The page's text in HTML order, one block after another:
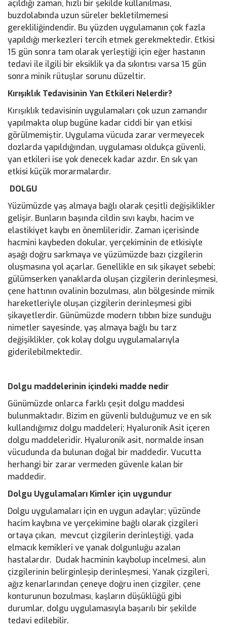
açıldığı zaman, hızlı bir şekilde kullanılması,
buzdolabında uzun süreler bekletilmemesi
gerekliliğindendir. Bu yüzden uygulamanın çok fazla
yapıldığı merkezleri tercih etmek gerekmektedir. Etkisi
15 gün sonra tam olarak yerleştiği için eğer hastanın
tedavi ile ilgili bir eksiklik ya da sıkıntısı varsa 15 gün
sonra minik rütuşlar sorunu düzeltir.
Kırışıklık Tedavisinin Yan Etkileri Nelerdir?
Kırışıklık tedavisinin uygulamaları çok uzun zamandır
yapılmakta olup bugüne kadar ciddi bir yan etkisi
görülmemiştir. Uygulama vücuda zarar vermeyecek
dozlarda yapıldığından, uygulaması oldukça güvenli,
yan etkileri ise yok denecek kadar azdır. En sık yan
etkisi küçük morarmalardır.
DOLGU
Yüzümüzde yaş almaya bağlı olarak çeşitli değişiklikler
gelişir. Bunların başında cildin sıvı kaybı, hacim ve
elastikiyet kaybı en önemlileridir. Zaman içerisinde
hacmini kaybeden dokular, yerçekiminin de etkisiyle
aşağı doğru sarkmaya ve yüzümüzde bazı çizgilerin
oluşmasına yol açarlar. Genellikle en sık şikayet sebebi;
gülümserken yanaklarda oluşan çizgilerin derinleşmesi,
çene hattının ovalinin bozulması, alın bölgesinde mimik
hareketleriyle oluşan çizgilerin derinleşmesi gibi
şikayetlerdir. Günümüzde modern tıbbın bize sunduğu
nimetler sayesinde, yaş almaya bağlı bu tarz
değişiklikler, çok kolay dolgu uygulamalarıyla
giderilebilmektedir.
Dolgu maddelerinin içindeki madde nedir
Günümüzde onlarca farklı çeşit dolgu maddesi
bulunmaktadır. Bizim en güvenli bulduğumuz ve en sık
kullandığımız dolgu maddeleri; Hyaluronik Asit içeren
dolgu maddeleridir. Hyaluronik asit, normalde insan
vücudunda da bulunan doğal bir maddedir. Vucutta
herhangi bir zarar vermeden güvenle kalan bir
maddedir.
Dolgu Uygulamaları Kimler için uygundur
Dolgu uygulamaları için en uygun adaylar; yüzünde
hacim kaybına ve yerçekimine bağlı olarak çizgileri
ortaya çıkan, mevcut çizgilerin derinleştiği, yada
elmacık kemikleri ve yanak dolgunluğu azalan
hastalardır. Dudak hacminin kaybolup incelmesi, alın
çizgilerinin belirginleşip derinleşmesi, Yanak çizgileri,
ağız kenarlarından çeneye doğru inen çizgiler, çene
konturunun bozulması, kaşların düşüklüğü gibi
durumlar, dolgu uygulamasıyla başarılı bir şekilde
tedavi edilebilir.